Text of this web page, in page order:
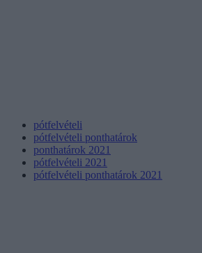
pótfelvételi
pótfelvételi ponthatárok
ponthatárok 2021
pótfelvételi 2021
pótfelvételi ponthatárok 2021